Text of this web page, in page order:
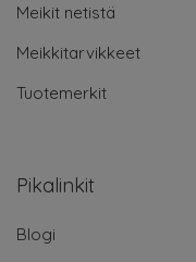
Meikit netistä
Meikkitarvikkeet
Tuotemerkit
Pikalinkit
Blogi